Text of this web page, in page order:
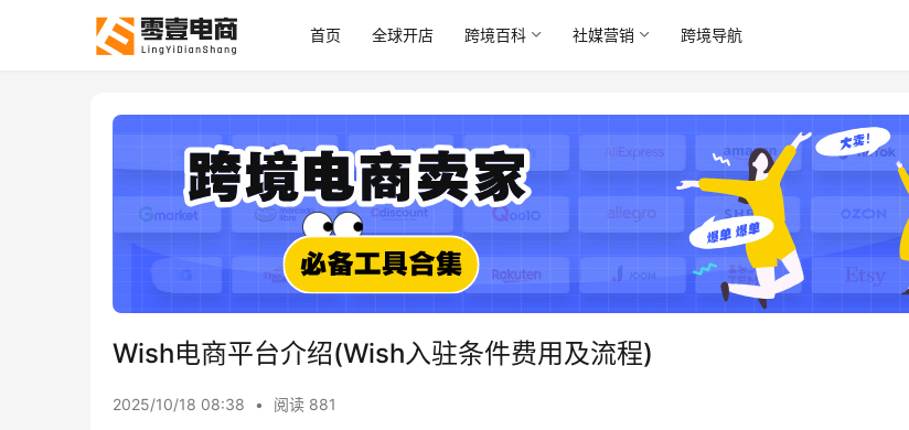
首页 全球开店 跨境百科 社媒营销 跨境导航
Wish电商平台介绍(Wish入驻条件费用及流程)
2025/10/18 08:38 • 阅读 881